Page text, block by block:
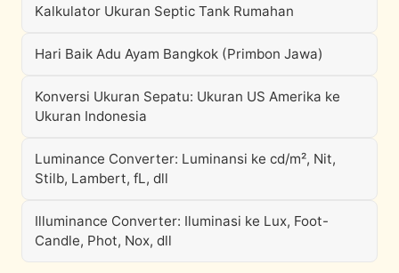
Kalkulator Ukuran Septic Tank Rumahan
Hari Baik Adu Ayam Bangkok (Primbon Jawa)
Konversi Ukuran Sepatu: Ukuran US Amerika ke
Ukuran Indonesia
Luminance Converter: Luminansi ke cd/m², Nit,
Stilb, Lambert, fL, dll
Illuminance Converter: Iluminasi ke Lux, Foot-
Candle, Phot, Nox, dll